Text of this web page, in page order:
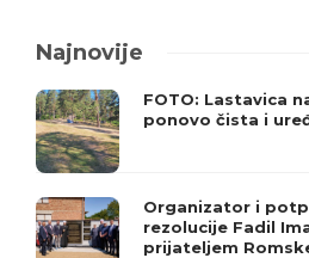
Najnovije
FOTO: Lastavica
ponovo čista i
Organizator i
rezolucije Fadil
prijateljem